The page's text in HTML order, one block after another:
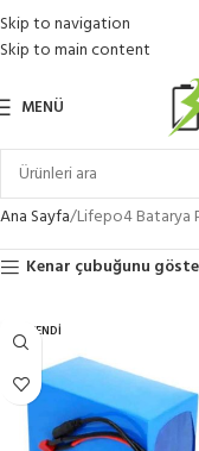
Skip to navigation
Skip to main content
MENÜ
Ana Sayfa Lifepo4 Batarya
Kenar çubuğunu
TÜKENDI